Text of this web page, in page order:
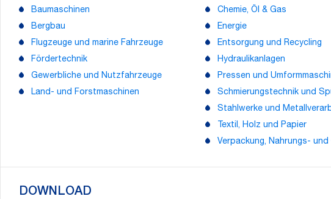
Baumaschinen
Bergbau
Flugzeuge und marine Fahrzeuge
Fördertechnik
Gewerbliche und Nutzfahrzeuge
Land- und Forstmaschinen
Chemie, Öl & Gas
Energie
Entsorgung und Recycling
Hydraulikanlagen
Pressen und
Schmierungstechnik und
Stahlwerke und
Textil, Holz und Papier
Verpackung, Nahrungs-
DOWNLOAD